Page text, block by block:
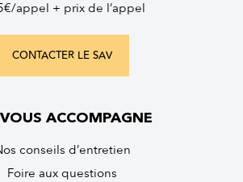
appel + prix de l’appel
CONTACTER LE SAV
ACCOMPAGNE
conseils d’entretien
Foire aux questions